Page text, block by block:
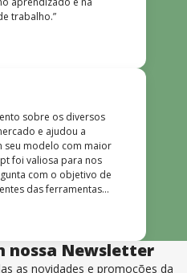
trabalho.”
sobre os diversos
e ajudou a
seu modelo com maior
foi valiosa para nos
com o objetivo de
das ferramentas
é muito bom, além de
didática que incentiva o
nossa Newsletter
as novidades e promoções da